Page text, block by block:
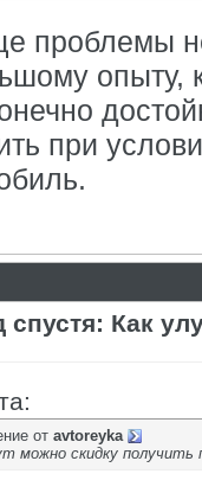
проблемы
опыту,
при
спустя: Как
от avtoreyka
можно скидку получить